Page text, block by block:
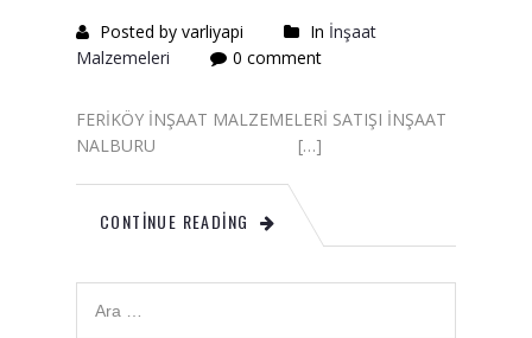
Kazma Satışı – Toptan,
Perakende Satış Firması
Betokontak Astar
Alçı Yapıştırma Malzemesi
Satışı
Kaba İnşaat Malzemeleri
Posted by varliyapi In İnşaat
Malzemeleri
0 comment
FERİKÖY İNŞAAT MALZEMELERİ SATIŞI İNŞAAT
NALBURU […]
CONTINUE READING